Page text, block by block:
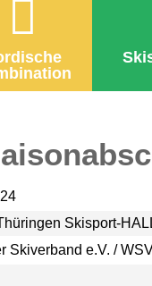
Skisport-
Skiverband e.V. /